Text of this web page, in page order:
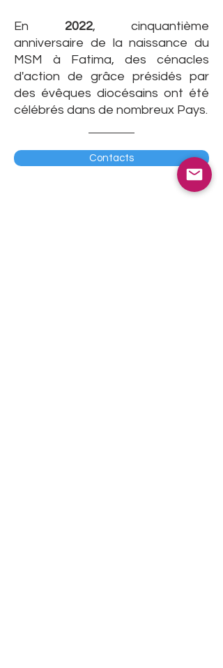
En 2022, cinquantième
anniversaire de la naissance du
MSM à Fatima, des cénacles
d'action de grâce présidés par
des évêques diocésains ont été
célébrés dans de nombreux Pays.
Contacts